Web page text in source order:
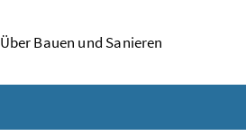
Über Bauen und Sanieren